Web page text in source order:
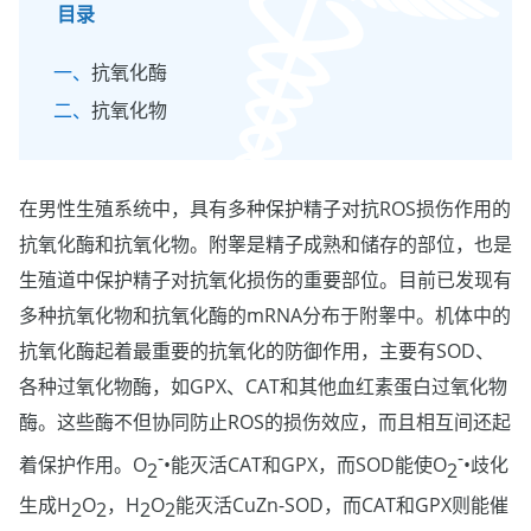
目录
抗氧化酶
抗氧化物
在男性生殖系统中，具有多种保护精子对抗ROS损伤作用的
抗氧化酶和抗氧化物。附睾是精子成熟和储存的部位，也是
生殖道中保护精子对抗氧化损伤的重要部位。目前已发现有
多种抗氧化物和抗氧化酶的mRNA分布于附睾中。机体中的
抗氧化酶起着最重要的抗氧化的防御作用，主要有SOD、
各种过氧化物酶，如GPX、CAT和其他血红素蛋白过氧化物
酶。这些酶不但协同防止ROS的损伤效应，而且相互间还起
着保护作用。O2-•能灭活CAT和GPX，而SOD能使O2-•歧化
生成H2O2，H2O2能灭活CuZn-SOD，而CAT和GPX则能催